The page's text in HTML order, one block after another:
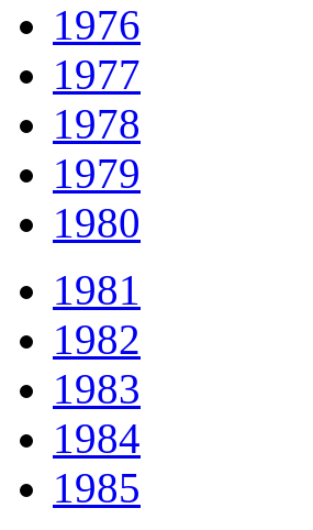
1976
1977
1978
1979
1980
1981
1982
1983
1984
1985